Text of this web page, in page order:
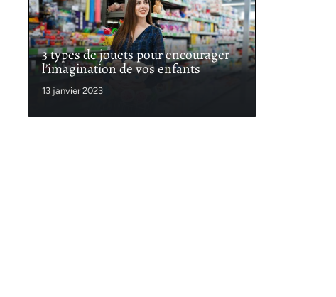
3 types de jouets pour encourager
l’imagination de vos enfants
13 janvier 2023